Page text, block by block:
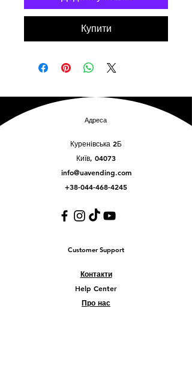
Купити
Адреса
Куренівська 2Б
Київ, 04073
info@uavending.com
+38-044-468-4245
Customer Support
Контакти
Help Center
Про нас